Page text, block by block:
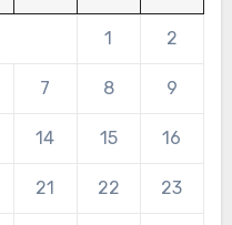
1 2
7 8 9
14 15 16
21 22 23